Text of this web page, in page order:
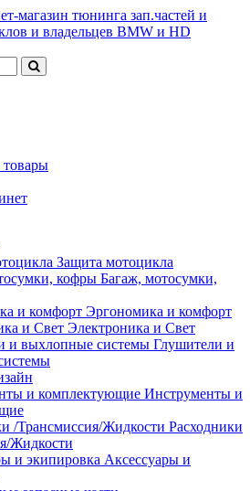
Защита мотоцикла
Багаж, мотосумки,
Эргономика и комфорт
Электроника и Свет
Глушители и
Инструменты и
Расходники
Жидкости
Аксессуары и